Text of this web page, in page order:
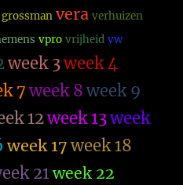
vera verhuizen
vpro vrijheid vw
week 3week 4
7 week 8 week 9
12week 13week
week 17 week 18
21week 22